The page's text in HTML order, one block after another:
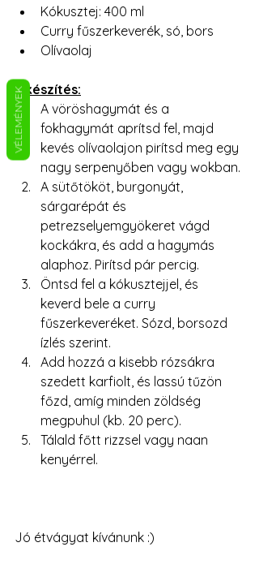
Kókusztej: 400 ml
Curry fűszerkeverék, só, bors
Olívaolaj
Elkészítés:
A vöröshagymát és a
fokhagymát aprítsd fel, majd
kevés olívaolajon pirítsd meg egy
nagy serpenyőben vagy wokban.
A sütőtököt, burgonyát,
sárgarépát és
petrezselyemgyökeret vágd
kockákra, és add a hagymás
alaphoz. Pirítsd pár percig.
Öntsd fel a kókusztejjel, és
keverd bele a curry
fűszerkeveréket. Sózd, borsozd
ízlés szerint.
Add hozzá a kisebb rózsákra
szedett karfiolt, és lassú tűzön
főzd, amíg minden zöldség
megpuhul (kb. 20 perc).
Tálald főtt rizzsel vagy naan
kenyérrel.
Jó étvágyat kívánunk :)
VÉLEMÉNYEK